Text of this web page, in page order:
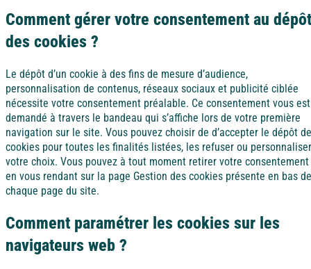
Comment gérer votre consentement au dépôt
des cookies ?
Le dépôt d’un cookie à des fins de mesure d’audience,
personnalisation de contenus, réseaux sociaux et publicité ciblée
nécessite votre consentement préalable. Ce consentement vous est
demandé à travers le bandeau qui s’affiche lors de votre première
navigation sur le site. Vous pouvez choisir de d’accepter le dépôt
cookies pour toutes les finalités listées, les refuser ou personnaliser
votre choix. Vous pouvez à tout moment retirer votre consentement
en vous rendant sur la page Gestion des cookies présente en bas de
chaque page du site.
Comment paramétrer les cookies sur les
navigateurs web ?